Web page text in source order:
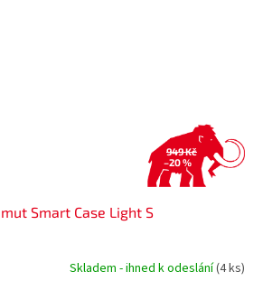
949 Kč
–20 %
Smart Case Light S
Skladem - ihned k odeslání(4 ks)